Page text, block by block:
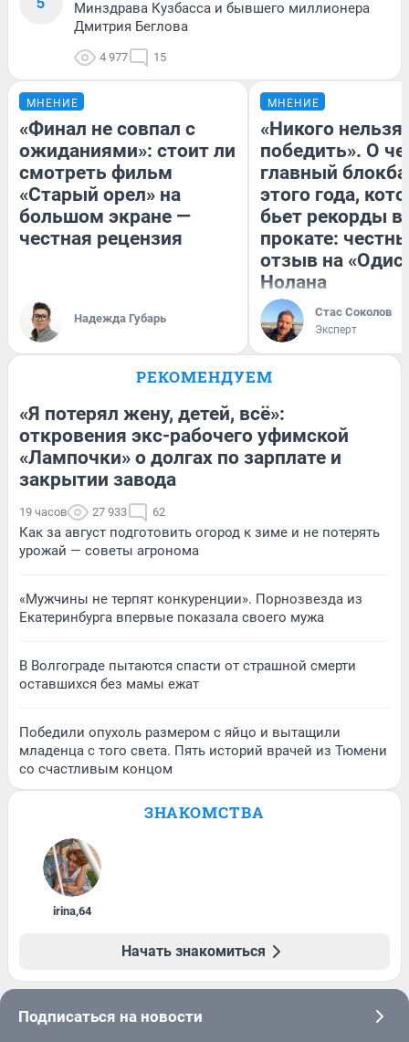
Минздрава Кузбасса и бывшего миллионера
Дмитрия Беглова
4 977 15
МНЕНИЕ
«Финал не совпал с
ожиданиями»: стоит ли
смотреть фильм
«Старый орел» на
большом экране —
честная рецензия
Надежда Губарь
МНЕНИЕ
«Никого нельзя
победить». О
главный
этого года,
бьет рекорды в
прокате:
отзыв на
Нолана
Стас Соколов
Эксперт
РЕКОМЕНДУЕМ
«Я потерял жену, детей, всё»:
откровения экс-рабочего уфимской
«Лампочки» о долгах по зарплате и
закрытии завода
19 часов 27 933 62
Как за август подготовить огород к зиме и не потерять
урожай — советы агронома
«Мужчины не терпят конкуренции». Порнозвезда из
Екатеринбурга впервые показала своего мужа
В Волгограде пытаются спасти от страшной смерти
оставшихся без мамы ежат
Победили опухоль размером с яйцо и вытащили
младенца с того света. Пять историй врачей из Тюмени
со счастливым концом
ЗНАКОМСТВА
irina,64
Начать знакомиться
Подписаться на новости